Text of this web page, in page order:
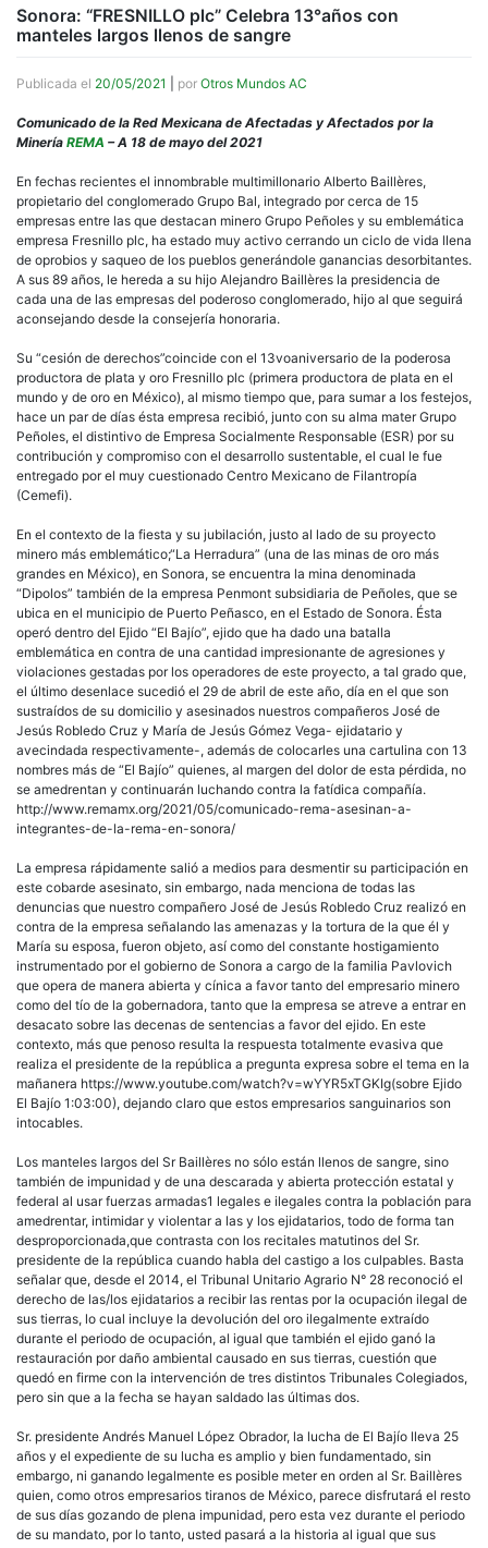
Sonora: “FRESNILLO plc” Celebra 13°años con
manteles largos llenos de sangre
Publicada el 20/05/2021 por Otros Mundos AC
Comunicado de la Red Mexicana de Afectadas y Afectados por la
Minería REMA – A 18 de mayo del 2021
En fechas recientes el innombrable multimillonario Alberto Baillères,
propietario del conglomerado Grupo Bal, integrado por cerca de 15
empresas entre las que destacan minero Grupo Peñoles y su emblemática
empresa Fresnillo plc, ha estado muy activo cerrando un ciclo de vida llena
de oprobios y saqueo de los pueblos generándole ganancias desorbitantes.
A sus 89 años, le hereda a su hijo Alejandro Baillères la presidencia de
cada una de las empresas del poderoso conglomerado, hijo al que seguirá
aconsejando desde la consejería honoraria.
Su “cesión de derechos”coincide con el 13voaniversario de la poderosa
productora de plata y oro Fresnillo plc (primera productora de plata en el
mundo y de oro en México), al mismo tiempo que, para sumar a los festejos,
hace un par de días ésta empresa recibió, junto con su alma mater Grupo
Peñoles, el distintivo de Empresa Socialmente Responsable (ESR) por su
contribución y compromiso con el desarrollo sustentable, el cual le fue
entregado por el muy cuestionado Centro Mexicano de Filantropía
(Cemefi).
En el contexto de la fiesta y su jubilación, justo al lado de su proyecto
minero más emblemático;“La Herradura” (una de las minas de oro más
grandes en México), en Sonora, se encuentra la mina denominada
“Dipolos” también de la empresa Penmont subsidiaria de Peñoles, que se
ubica en el municipio de Puerto Peñasco, en el Estado de Sonora. Ésta
operó dentro del Ejido “El Bajío”, ejido que ha dado una batalla
emblemática en contra de una cantidad impresionante de agresiones y
violaciones gestadas por los operadores de este proyecto, a tal grado que,
el último desenlace sucedió el 29 de abril de este año, día en el que son
sustraídos de su domicilio y asesinados nuestros compañeros José de
Jesús Robledo Cruz y María de Jesús Gómez Vega- ejidatario y
avecindada respectivamente-, además de colocarles una cartulina con 13
nombres más de “El Bajío” quienes, al margen del dolor de esta pérdida, no
se amedrentan y continuarán luchando contra la fatídica compañía.
http://www.remamx.org/2021/05/comunicado-rema-asesinan-a-
integrantes-de-la-rema-en-sonora/
La empresa rápidamente salió a medios para desmentir su participación en
este cobarde asesinato, sin embargo, nada menciona de todas las
denuncias que nuestro compañero José de Jesús Robledo Cruz realizó en
contra de la empresa señalando las amenazas y la tortura de la que él y
María su esposa, fueron objeto, así como del constante hostigamiento
instrumentado por el gobierno de Sonora a cargo de la familia Pavlovich
que opera de manera abierta y cínica a favor tanto del empresario minero
como del tío de la gobernadora, tanto que la empresa se atreve a entrar en
desacato sobre las decenas de sentencias a favor del ejido. En este
contexto, más que penoso resulta la respuesta totalmente evasiva que
realiza el presidente de la república a pregunta expresa sobre el tema en la
mañanera https://www.youtube.com/watch?v=wYYR5xTGKIg(sobre Ejido
El Bajío 1:03:00), dejando claro que estos empresarios sanguinarios son
intocables.
Los manteles largos del Sr Baillères no sólo están llenos de sangre, sino
también de impunidad y de una descarada y abierta protección estatal y
federal al usar fuerzas armadas1 legales e ilegales contra la población para
amedrentar, intimidar y violentar a las y los ejidatarios, todo de forma tan
desproporcionada,que contrasta con los recitales matutinos del Sr.
presidente de la república cuando habla del castigo a los culpables. Basta
señalar que, desde el 2014, el Tribunal Unitario Agrario N° 28 reconoció el
derecho de las/los ejidatarios a recibir las rentas por la ocupación ilegal de
sus tierras, lo cual incluye la devolución del oro ilegalmente extraído
durante el periodo de ocupación, al igual que también el ejido ganó la
restauración por daño ambiental causado en sus tierras, cuestión que
quedó en firme con la intervención de tres distintos Tribunales Colegiados,
pero sin que a la fecha se hayan saldado las últimas dos.
Sr. presidente Andrés Manuel López Obrador, la lucha de El Bajío lleva 25
años y el expediente de su lucha es amplio y bien fundamentado, sin
embargo, ni ganando legalmente es posible meter en orden al Sr. Baillères
quien, como otros empresarios tiranos de México, parece disfrutará el resto
de sus días gozando de plena impunidad, pero esta vez durante el periodo
de su mandato, por lo tanto, usted pasará a la historia al igual que sus